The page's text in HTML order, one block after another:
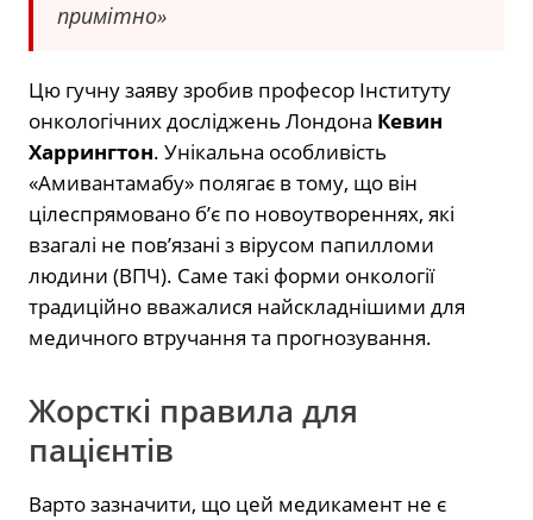
примітно»
Цю гучну заяву зробив професор Інституту
онкологічних досліджень Лондона Кевин
Харрингтон. Унікальна особливість
«Амивантамабу» полягає в тому, що він
цілеспрямовано б’є по новоутвореннях, які
взагалі не пов’язані з вірусом папилломи
людини (ВПЧ). Саме такі форми онкології
традиційно вважалися найскладнішими для
медичного втручання та прогнозування.
Жорсткі правила для
пацієнтів
Варто зазначити, що цей медикамент не є